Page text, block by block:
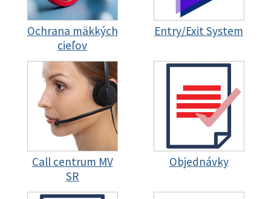
Ochrana mäkkých
cieľov
Entry/Exit System
Call centrum MV
SR
Objednávky